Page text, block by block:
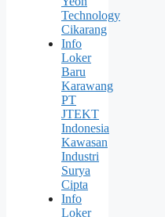
Technology
Cikarang
Info
Loker
Baru
Karawang
PT
JTEKT
Indonesia
Kawasan
Industri
Surya
Cipta
Info
Loker